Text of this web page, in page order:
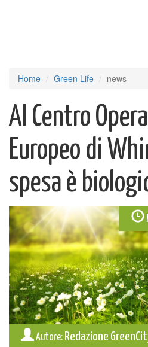
Home Green Life news
Al Centro
Europeo di
spesa è
Autore: Redazione